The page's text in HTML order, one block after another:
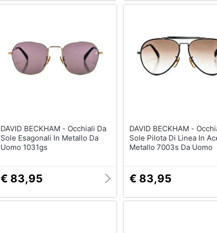
DAVID BECKHAM - Occhiali Da
Sole Esagonali In Metallo Da
Uomo 1031gs
€ 83,95
DAVID BECKHAM - Occhiali Da
Sole Pilota Di Linea In
Metallo 7003s Da Uomo
€ 83,95